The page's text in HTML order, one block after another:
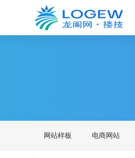
网站样板 电商网站